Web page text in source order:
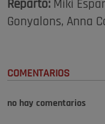
Reparto: Miki
Gonyalons, Anna
COMENTARIOS
no hay comentarios